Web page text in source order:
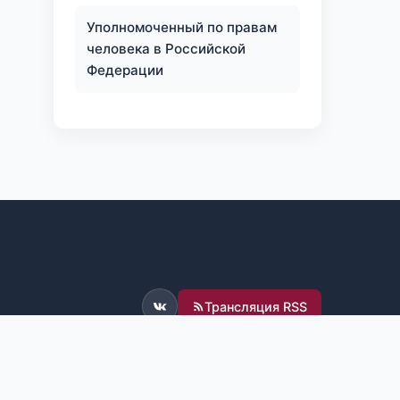
Уполномоченный по правам
человека в Российской
Федерации
ВКонтакте
Трансляция RSS